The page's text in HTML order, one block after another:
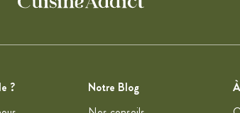
?
Notre Blog